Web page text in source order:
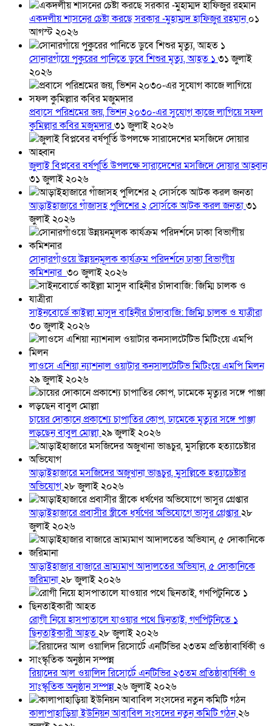
একদলীয় শাসনের চেষ্টা করছে সরকার -মুহাম্মদ হাফিজুর রহমান০১
আগস্ট ২০২৬
সোনারগাঁয়ে পুকুরের পানিতে ডুবে শিশুর মৃত্যু, আহত ১ ৩১ জুলাই
২০২৬
প্রবাসে পরিশ্রমের জয়, ভিশন ২০৩০-এর সুযোগ কাজে লাগিয়ে সফল
কুমিল্লার কবির মজুমদার৩১ জুলাই ২০২৬
জুলাই বিপ্লবের বর্ষপূর্তি উপলক্ষে সারাদেশের মসজিদে দোয়ার আহ্বান
৩১ জুলাই ২০২৬
আড়াইহাজারে গাঁজাসহ পুলিশের ২ সোর্সকে আটক করল জনতা৩১
জুলাই ২০২৬
সোনারগাঁওয়ে উন্নয়নমূলক কার্যক্রম পরিদর্শনে ঢাকা বিভাগীয়
কমিশনার ৩০ জুলাই ২০২৬
সাইনবোর্ডে কাইল্লা মাসুদ বাহিনীর চাঁদাবাজি: জিম্মি চালক ও যাত্রীরা
৩০ জুলাই ২০২৬
লাওসে এশিয়া ন্যাশনাল ওয়াটার কনসালটেটিভ মিটিংয়ে এমপি মিলন
২৯ জুলাই ২০২৬
চায়ের দোকানে প্রকাশ্যে চাপাতির কোপ, ঢামেকে মৃত্যুর সঙ্গে পাঞ্জা
লড়ছেন বাবুল মোল্লা২৯ জুলাই ২০২৬
আড়াইহাজারে মস‌জি‌দের অজুখানা ভাঙচুর, মুসল্লিকে হত্যাচেষ্টার
অভিযোগ২৮ জুলাই ২০২৬
আড়াইহাজারে প্রবাসীর স্ত্রীকে ধর্ষণের অভিযোগে ভাসুর গ্রেপ্তার২৮
জুলাই ২০২৬
আড়াইহাজার বাজারে ভ্রাম্যমাণ আদালতের অভিযান, ৫ দোকানিকে
জরিমানা২৮ জুলাই ২০২৬
রোগী নিয়ে হাসপাতালে যাওয়ার পথে ছিনতাই, গণপিটুনিতে ১
ছিনতাইকারী আহত২৮ জুলাই ২০২৬
রিয়াদের আল ওয়ালিদ রিসোর্টে এনটিভির ২৩তম প্রতিষ্ঠাবার্ষিকী ও
সাংস্কৃতিক অনুষ্ঠান সম্পন্ন২৬ জুলাই ২০২৬
কালাপাহাড়িয়া ইউনিয়ন আবাবিল সংসদের নতুন কমিটি গঠন২৬